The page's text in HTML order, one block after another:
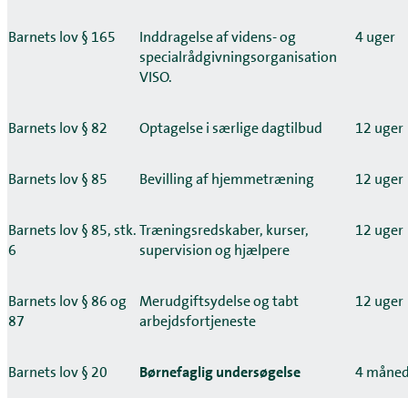
Barnets lov § 165
Inddragelse af videns- og
specialrådgivningsorganisation
VISO.
4 uger
Barnets lov § 82 Optagelse i særlige dagtilbud 12 uger
Barnets lov § 85 Bevilling af hjemmetræning 12 uger
Barnets lov § 85, stk.
6
Træningsredskaber, kurser,
supervision og hjælpere
12 uger
Barnets lov § 86 og
87
Merudgiftsydelse og tabt
arbejdsfortjeneste
12 uger
Barnets lov § 20 Børnefaglig undersøgelse 4